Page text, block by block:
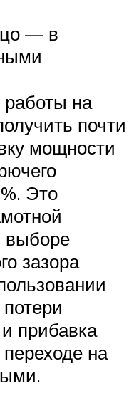
— в
на
почти
мощности
Это
выборе
зазора
прибавка
на